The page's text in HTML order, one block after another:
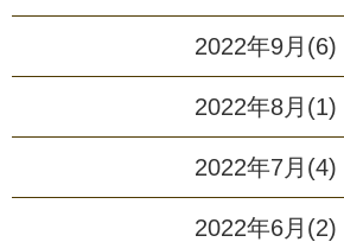
2022年9月(6)
2022年8月(1)
2022年7月(4)
2022年6月(2)